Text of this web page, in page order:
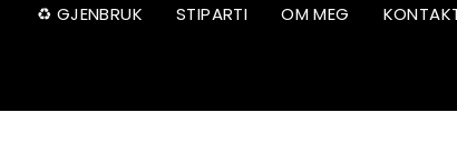
♻️ GJENBRUK STIPARTI OM MEG